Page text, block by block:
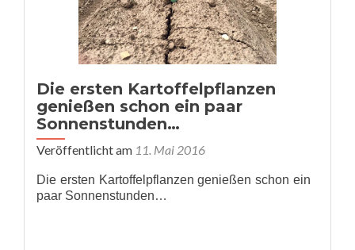
Die ersten Kartoffelpflanzen
genießen schon ein paar
Sonnenstunden…
Veröffentlicht am 11. Mai 2016
Die ersten Kartoffelpflanzen genießen schon ein
paar Sonnenstunden…